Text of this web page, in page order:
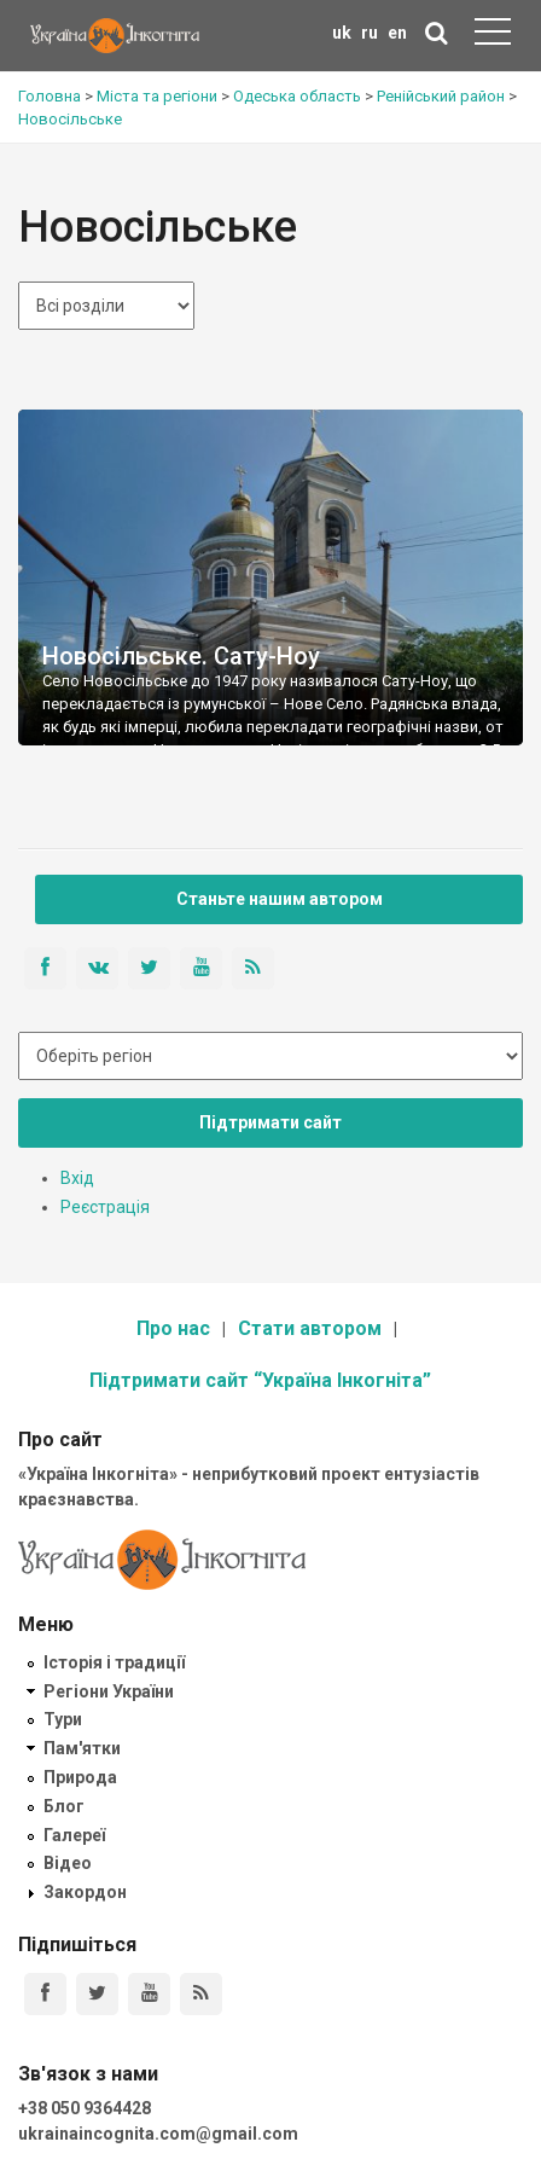
uk ru en
Головна > Міста та регіони > Одеська область > Ренійський район >
Новосільське
Новосільське
Новосільське. Сату-Ноу
Село Новосільське до 1947 року називалося Сату-Ноу, що
перекладається із румунської – Нове Село. Радянська влада,
як будь які імперці, любила перекладати географічні назви, от
і переклала на Новосєльскоє. Нині в селі мешкає близько 3,5
Станьте нашим автором
Підтримати сайт
Вхід
Реєстрація
Про нас Стати автором
Підтримати сайт “Україна Інкогніта”
Про сайт
«Україна Інкогніта» - неприбутковий проект ентузіастів
краєзнавства.
Меню
Історія і традиції
Регіони України
Тури
Пам'ятки
Природа
Блог
Галереї
Відео
Закордон
Підпишіться
Зв'язок з нами
+38 050 9364428
ukrainaincognita.com@gmail.com